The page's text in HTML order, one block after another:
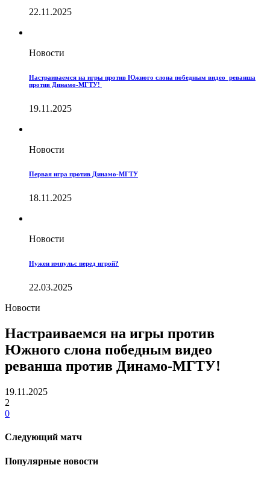
22.11.2025
Новости
Настраиваемся на игры против Южного слона победным видео реванша
против Динамо-МГТУ!
19.11.2025
Новости
Первая игра против Динамо-МГТУ
18.11.2025
Новости
Нужен импульс перед игрой?
22.03.2025
Новости
Настраиваемся на игры против
Южного слона победным видео
реванша против Динамо-МГТУ!
19.11.2025
2
0
Следующий матч
Популярные новости